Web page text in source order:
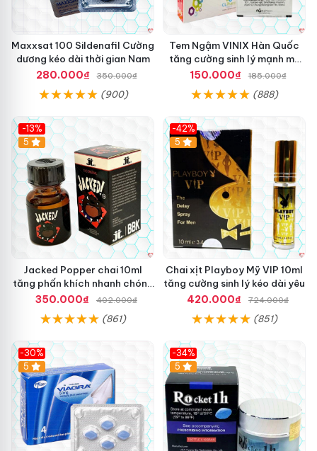
Maxxsat 100 Sildenafil Cường
dương kéo dài thời gian Nam
280.000₫
350.000₫
(900)
Tem Ngậm VINIX Hàn Quốc
tăng cường sinh lý mạnh mẽ
hiệu quả
150.000₫ 185.000₫
(888)
-13%
5
Jacked Popper chai 10ml
tăng phấn khích nhanh chóng
mua ngay
350.000₫ 402.000₫
(861)
-42%
5
Chai xịt Playboy Mỹ VIP 10ml
tăng cường sinh lý kéo dài yêu
420.000₫
724.000₫
(851)
-30%
5
-34%
5